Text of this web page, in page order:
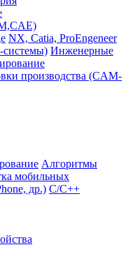
NX, Catia, ProEngeneer
Инженерные
производства (CAM-
Алгоритмы
мобильных
др.) С/С++